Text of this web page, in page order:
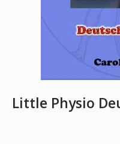
Little Physio